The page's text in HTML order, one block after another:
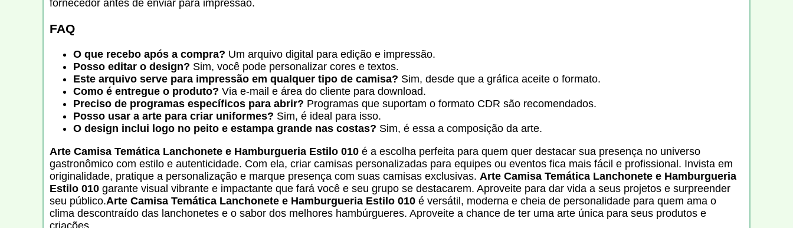
fornecedor antes de enviar para impressão.
FAQ
O que recebo após a compra? Um arquivo digital para edição e impressão.
Posso editar o design? Sim, você pode personalizar cores e textos.
Este arquivo serve para impressão em qualquer tipo de camisa? Sim, desde que a gráfica aceite o formato.
Como é entregue o produto? Via e-mail e área do cliente para download.
Preciso de programas específicos para abrir? Programas que suportam o formato CDR são recomendados.
Posso usar a arte para criar uniformes? Sim, é ideal para isso.
O design inclui logo no peito e estampa grande nas costas? Sim, é essa a composição da arte.
Arte Camisa Temática Lanchonete e Hamburgueria Estilo 010 é a escolha perfeita para quem quer destacar sua presença no universo
gastronômico com estilo e autenticidade. Com ela, criar camisas personalizadas para equipes ou eventos fica mais fácil e profissional. Invista em
originalidade, pratique a personalização e marque presença com suas camisas exclusivas. Arte Camisa Temática Lanchonete e Hamburgueria
Estilo 010 garante visual vibrante e impactante que fará você e seu grupo se destacarem. Aproveite para dar vida a seus projetos e surpreender
seu público.Arte Camisa Temática Lanchonete e Hamburgueria Estilo 010 é versátil, moderna e cheia de personalidade para quem ama o
clima descontraído das lanchonetes e o sabor dos melhores hambúrgueres. Aproveite a chance de ter uma arte única para seus produtos e
criações.